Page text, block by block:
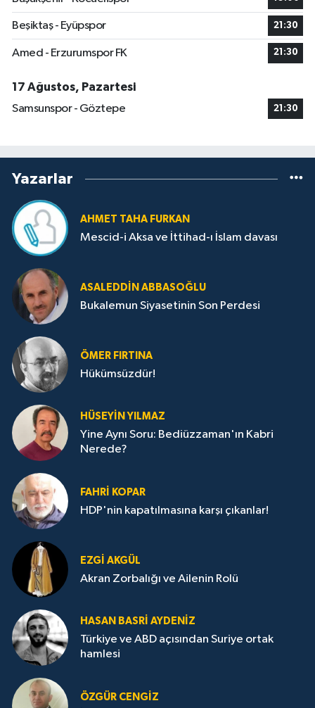
Beşiktaş - Eyüpspor 21:30
Amed - Erzurumspor FK 21:30
17 Ağustos, Pazartesi
Samsunspor - Göztepe
21:30
Yazarlar
AHMET TAHA FURKAN
Mescid-i Aksa ve İttihad-ı İslam davası
ASALEDDIN ABBASOĞLU
Bukalemun Siyasetinin Son Perdesi
ÖMER FIRTINA
Hükümsüzdür!
HÜSEYIN YILMAZ
Yine Aynı Soru: Bediüzzaman'ın Kabri
Nerede?
FAHRI KOPAR
HDP'nin kapatılmasına karşı çıkanlar!
EZGI AKGÜL
Akran Zorbalığı ve Ailenin Rolü
HASAN BASRI AYDENIZ
Türkiye ve ABD açısından Suriye ortak
hamlesi
ÖZGÜR CENGIZ